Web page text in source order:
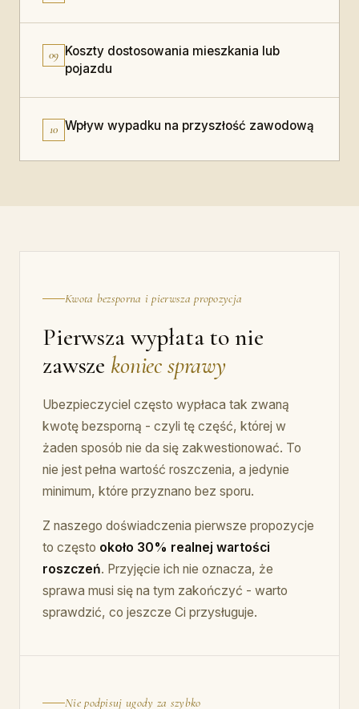
09 Koszty dostosowania mieszkania lub
pojazdu
10 Wpływ wypadku na przyszłość zawodową
Kwota bezsporna i pierwsza propozycja
Pierwsza wypłata to nie
zawsze koniec sprawy
Ubezpieczyciel często wypłaca tak zwaną
kwotę bezsporną - czyli tę część, której w
żaden sposób nie da się zakwestionować. To
nie jest pełna wartość roszczenia, a jedynie
minimum, które przyznano bez sporu.
Z naszego doświadczenia pierwsze propozycje
to często około 30% realnej wartości
roszczeń. Przyjęcie ich nie oznacza, że
sprawa musi się na tym zakończyć - warto
sprawdzić, co jeszcze Ci przysługuje.
Nie podpisuj ugody za szybko